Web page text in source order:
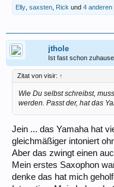
Elly saxsten Rick und 4 anderen
jthole
Ist fast schon
Zitat von visir: ↑
Wie Du selbst schreibst,
werden. Passt der, hat das
Jein ... das Yamaha hat
gleichmäßiger intoniert
Aber das zwingt einen
Mein erstes Saxophon
denke das hat mich